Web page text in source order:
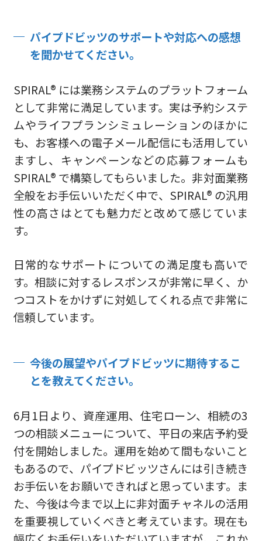
パイプドビッツのサポートや対応への感想
を聞かせてください。
SPIRAL® には業務システムのプラットフォーム
として非常に満足しています。実は予約システ
ムやライフプランシミュレーションのほかに
も、お客様への電子メール配信にも活用してい
ますし、キャンペーンなどの応募フォームも
SPIRAL® で構築してもらいました。非対面業務
全般をお手伝いいただく中で、SPIRAL® の汎用
性の高さはとても魅力だと改めて感じていま
す。
日常的なサポートについての満足度も高いで
す。相談に対するレスポンスが非常に早く、か
つコストをかけずに対処してくれる点で非常に
信頼しています。
今後の展望やパイプドビッツに期待するこ
とを教えてください。
6月1日より、資産運用、住宅ローン、相続の3
つの相談メニューについて、平日の来店予約受
付を開始しました。運用を始めて間もないこと
もあるので、パイプドビッツさんには引き続き
お手伝いをお願いできればと思っています。ま
た、今後は今まで以上に非対面チャネルの活用
を重要視していくべきと考えています。現在も